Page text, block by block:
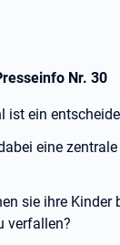
Nr. 30
ist ein
eine
sie ihre
verfallen?